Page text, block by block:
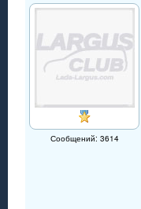
Сообщений: 3614